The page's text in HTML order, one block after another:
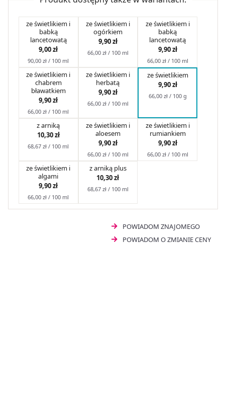
ze świetlikiem i
babką
lancetowatą
9,00 zł
90,00 zł / 100 ml
ze świetlikiem i
ogórkiem
9,90 zł
66,00 zł / 100 ml
ze świetlikiem i
babką
lancetowatą
9,90 zł
66,00 zł / 100 ml
ze świetlikiem i
chabrem
bławatkiem
9,90 zł
66,00 zł / 100 ml
ze świetlikiem i
herbatą
9,90 zł
66,00 zł / 100 ml
ze świetlikiem
9,90 zł
66,00 zł / 100 g
z arniką
10,30 zł
68,67 zł / 100 ml
ze świetlikiem i
aloesem
9,90 zł
66,00 zł / 100 ml
ze świetlikiem i
rumiankiem
9,90 zł
66,00 zł / 100 ml
ze świetlikiem i
algami
9,90 zł
66,00 zł / 100 ml
z arniką plus
10,30 zł
68,67 zł / 100 ml
POWIADOM ZNAJOMEGO
POWIADOM O ZMIANIE CENY